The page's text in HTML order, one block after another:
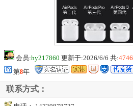
会员:hy217860 更新于:2026/6/6 共:4746
第8年
联系方式：